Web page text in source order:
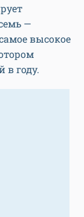
—
высокое
в году.